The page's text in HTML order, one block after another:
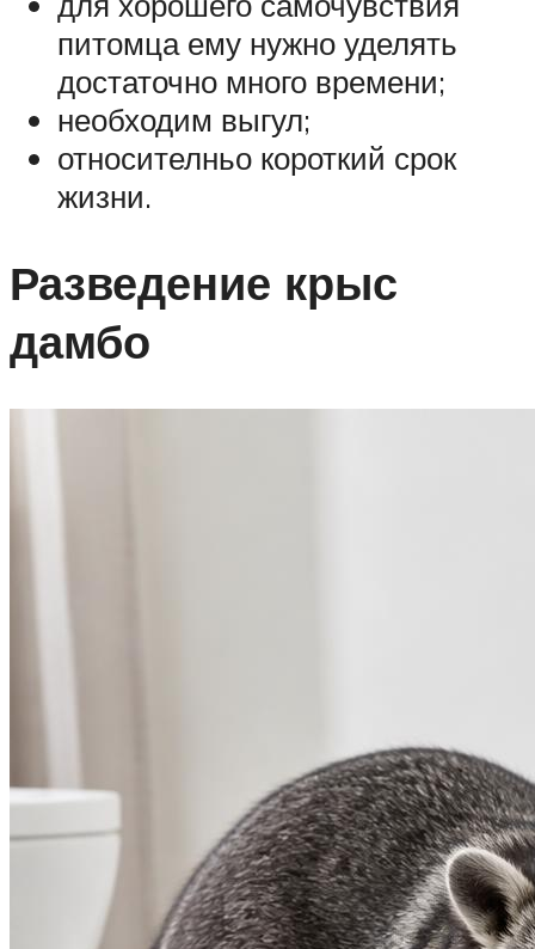
питомца ему нужно уделять
достаточно много времени;
необходим выгул;
относителньо короткий срок
жизни.
Разведение крыс
дамбо